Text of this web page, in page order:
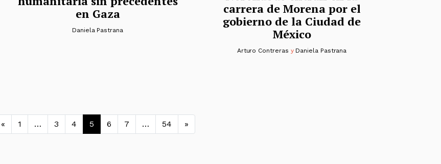
en Gaza
Daniela Pastrana
carrera de Morena por el
gobierno de la Ciudad de
México
Arturo Contreras y Daniela Pastrana
Navegación de entradas
« 1 … 3 4 5 6 7 … 54 »